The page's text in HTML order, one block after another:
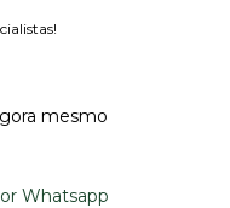
mesmo
Whatsapp